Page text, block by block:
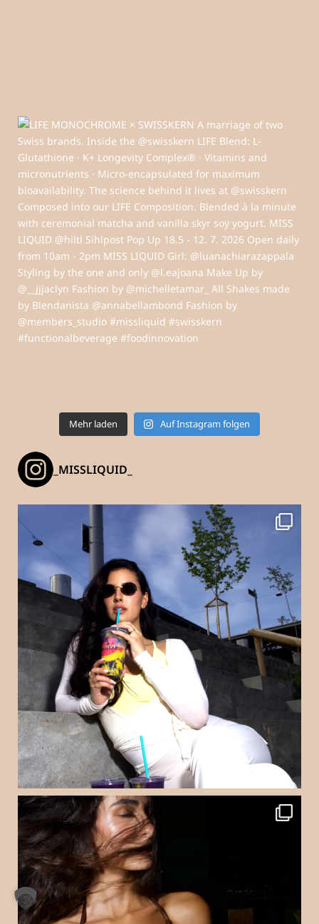
Mehr laden Auf Instagram folgen
_MISSLIQUID_